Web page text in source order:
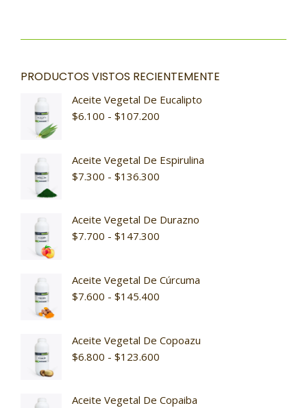
PRODUCTOS VISTOS RECIENTEMENTE
Aceite Vegetal De Eucalipto
$6.100 - $107.200
Aceite Vegetal De Espirulina
$7.300 - $136.300
Aceite Vegetal De Durazno
$7.700 - $147.300
Aceite Vegetal De Cúrcuma
$7.600 - $145.400
Aceite Vegetal De Copoazu
$6.800 - $123.600
Aceite Vegetal De Copaiba